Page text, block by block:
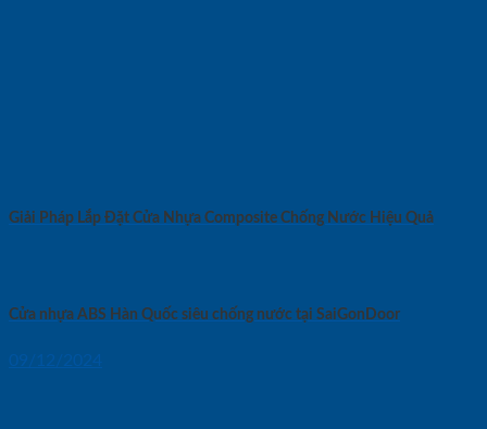
Giải Pháp Lắp Đặt Cửa Nhựa Composite Chống Nước Hiệu Quả
Cửa nhựa ABS Hàn Quốc siêu chống nước tại SaiGonDoor
09/12/2024